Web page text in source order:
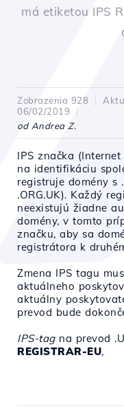
má etiketou IPS
Zobrazenia 928
06/02/2019
od Andrea Z.
IPS značka
na identifikáciu
registruje domény s
.ORG.UK). Každý
neexistujú žiadne
domény, v tomto
značku, aby sa
registrátora k
Zmena IPS tagu
aktuálneho
aktuálny
prevod bude
IPS-tagna prevod
REGISTRAR-EU,